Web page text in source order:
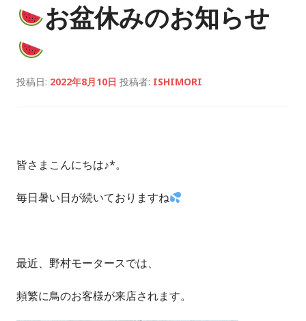
お盆休みのお知らせ
投稿日: 2022年8月10日 投稿者: ISHIMORI
皆さまこんにちは♪*。
毎日暑い日が続いておりますね
最近、野村モータースでは、
頻繁に鳥のお客様が来店されます。